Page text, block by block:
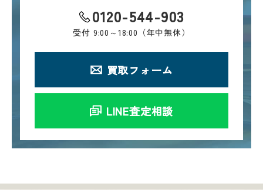
0120-544-903
受付 9:00～18:00（年中無休）
買取フォーム
LINE査定相談